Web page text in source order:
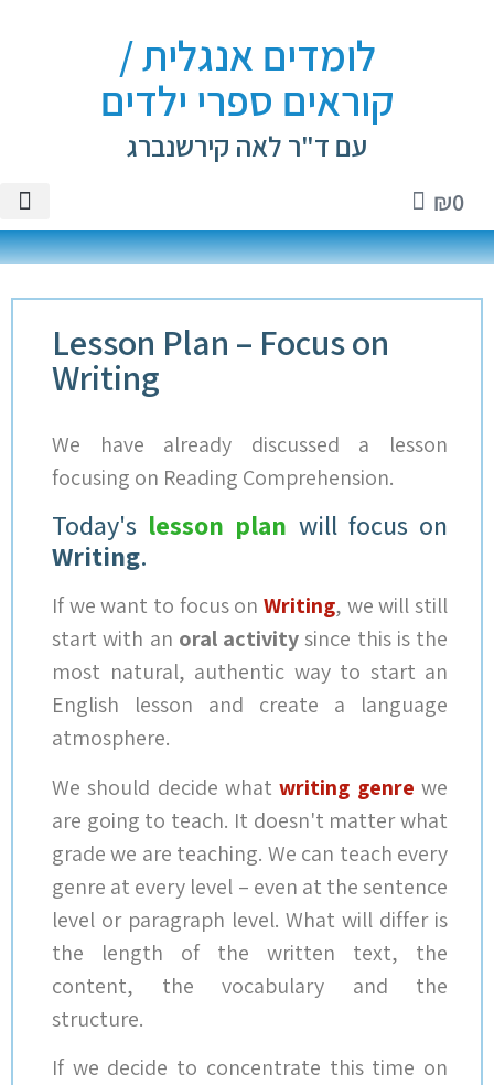
לומדים אנגלית /
קוראים ספרי ילדים
עם ד"ר לאה קירשנברג
₪0
Lesson Plan – Focus on
Writing
We have already discussed a lesson
focusing on Reading Comprehension.
Today's lesson plan will focus on
Writing.
If we want to focus on Writing, we will still
start with an oral activitysince this is the
most natural, authentic way to start an
English lesson and create a language
atmosphere.
We should decide whatwriting genre we
are going to teach. It doesn't matter what
grade we are teaching. We can teach every
genre at every level – even at the sentence
level or paragraph level. What will differ is
the length of the written text, the
content, the vocabulary and the
structure.
If we decide to concentrate this time on